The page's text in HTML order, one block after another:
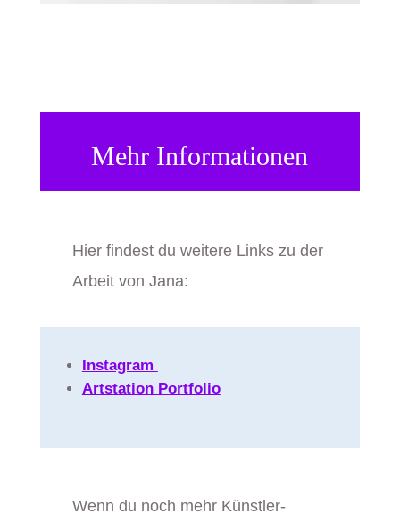
Mehr Informationen
Hier findest du weitere Links zu der
Arbeit von Jana:
Instagram
Artstation Portfolio
Wenn du noch mehr Künstler-